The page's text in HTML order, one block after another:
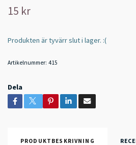
15 kr
Produkten är tyvärr slut i lager. :(
Artikelnummer: 415
Dela
PRODUKTBESKRIVNING